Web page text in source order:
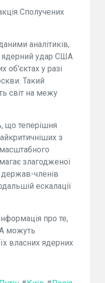
Сполучених
аналітиків,
удар США
об'єктах у разі
Такий
світ на межу
що теперішня
з
злагодженої
держав-членів
ескалації
про те,
можуть
власних ядерних